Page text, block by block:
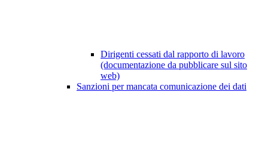
Dirigenti cessati dal rapporto di lavoro
(documentazione da pubblicare sul sito
web)
Sanzioni per mancata comunicazione dei dati